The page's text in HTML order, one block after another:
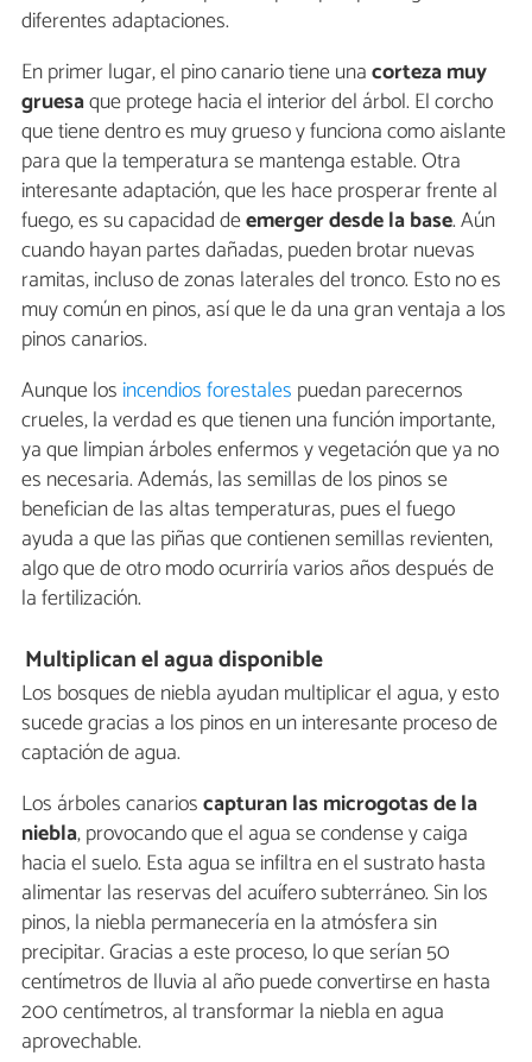
diferentes adaptaciones.
En primer lugar, el pino canario tiene unacorteza muy
gruesaque protege hacia el interior del árbol. El corcho
que tiene dentro es muy grueso y funciona como aislante
para que la temperatura se mantenga estable. Otra
interesante adaptación, que les hace prosperar frente al
fuego, es su capacidad deemerger desde la base. Aún
cuando hayan partes dañadas, pueden brotar nuevas
ramitas, incluso de zonas laterales del tronco. Esto no es
muy común en pinos, así que le da una gran ventaja a los
pinos canarios.
Aunque los incendios forestales puedan parecernos
crueles, la verdad es que tienen una función importante,
ya que limpian árboles enfermos y vegetación que ya no
es necesaria. Además, las semillas de los pinos se
benefician de las altas temperaturas, pues el fuego
ayuda a que las piñas que contienen semillas revienten,
algo que de otro modo ocurriría varios años después de
la fertilización.
Multiplican el agua disponible
Los bosques de niebla ayudan multiplicar el agua, y esto
sucede gracias a los pinos en un interesante proceso de
captación de agua.
Los árboles canarioscapturan las microgotas de la
niebla, provocando que el agua se condense y caiga
hacia el suelo. Esta agua se infiltra en el sustrato hasta
alimentar las reservas del acuífero subterráneo. Sin los
pinos, la niebla permanecería en la atmósfera sin
precipitar. Gracias a este proceso, lo que serían 50
centímetros de lluvia al año puede convertirse en hasta
200 centímetros, al transformar la niebla en agua
aprovechable.